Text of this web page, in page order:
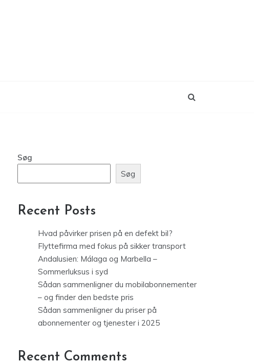
Søg
Søg
Recent Posts
Hvad påvirker prisen på en defekt bil?
Flyttefirma med fokus på sikker transport
Andalusien: Málaga og Marbella –
Sommerluksus i syd
Sådan sammenligner du mobilabonnementer
– og finder den bedste pris
Sådan sammenligner du priser på
abonnementer og tjenester i 2025
Recent Comments